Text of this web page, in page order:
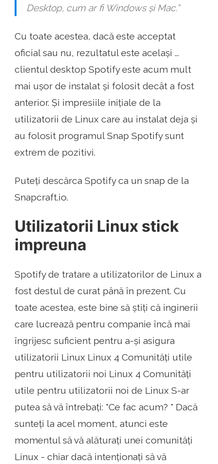
Desktop, cum ar fi Windows și Mac.”
Cu toate acestea, dacă este acceptat
oficial sau nu, rezultatul este același ...
clientul desktop Spotify este acum mult
mai ușor de instalat și folosit decât a fost
anterior. Și impresiile inițiale de la
utilizatorii de Linux care au instalat deja și
au folosit programul Snap Spotify sunt
extrem de pozitivi.
Puteți descărca Spotify ca un snap de la
Snapcraft.io.
Utilizatorii Linux stick
impreuna
Spotify de tratare a utilizatorilor de Linux a
fost destul de curat până în prezent. Cu
toate acestea, este bine să știți că inginerii
care lucrează pentru companie încă mai
îngrijesc suficient pentru a-și asigura
utilizatorii Linux Linux 4 Comunități utile
pentru utilizatorii noi Linux 4 Comunități
utile pentru utilizatorii noi de Linux S-ar
putea să vă întrebați: "Ce fac acum? " Dacă
sunteți la acel moment, atunci este
momentul să vă alăturați unei comunități
Linux - chiar dacă intenționați să vă